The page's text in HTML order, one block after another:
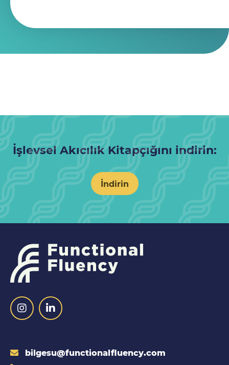
İşlevsel Akıcılık Kitapçığını indirin:
İndirin
bilgesu@functionalfluency.com